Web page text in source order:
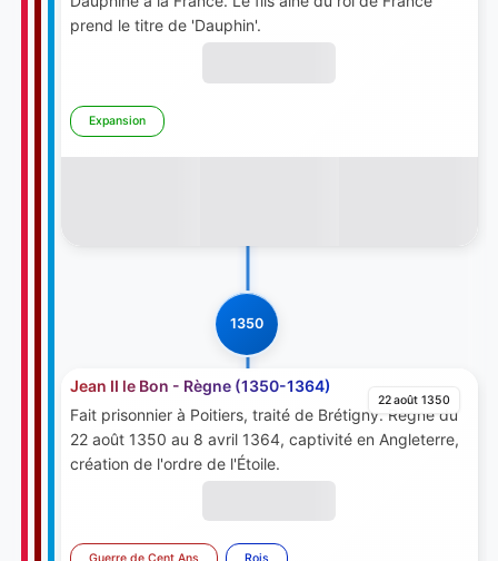
prend le titre de 'Dauphin'.
Expansion
1350
22 août 1350
Jean II le Bon - Règne (1350-1364)
Fait prisonnier à Poitiers, traité de Brétigny. Règne du
22 août 1350 au 8 avril 1364, captivité en Angleterre,
création de l'ordre de l'Étoile.
Guerre de Cent Ans Rois